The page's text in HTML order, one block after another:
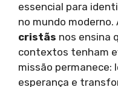
essencial para
no mundo moderno.
cristãs nos ensina
contextos tenham
missão permanece:
esperança e